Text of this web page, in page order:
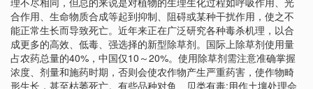
合作用、生命物质合成等起到抑制、阻碍或某种干扰作用，使之不
能正常生长而导致死亡。近年来正在广泛研究各种毒杀机理，以合
成更多的高效、低毒、强选择的新型除草剂。国际上除草剂使用量
占农药总量的40%，中国仅10～20%。使用除草剂需注意准确掌握
浓度、剂量和施药时期，否则会使农作物产生严重药害，使作物畸
形生长，甚至枯萎死亡。有些品种对鱼、贝类有毒;用作土壤处理会